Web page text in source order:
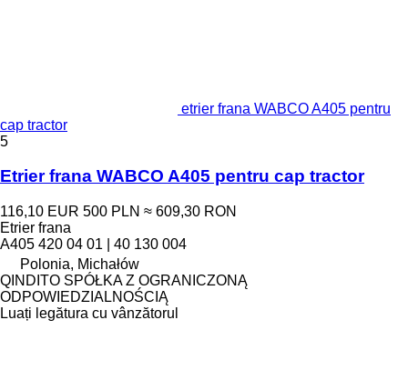
etrier frana WABCO A405 pentru
cap tractor
5
Etrier frana WABCO A405 pentru cap tractor
116,10 EUR 500 PLN ≈ 609,30 RON
Etrier frana
A405 420 04 01 | 40 130 004
Polonia, Michałów
QINDITO SPÓŁKA Z OGRANICZONĄ
ODPOWIEDZIALNOŚCIĄ
Luați legătura cu vânzătorul